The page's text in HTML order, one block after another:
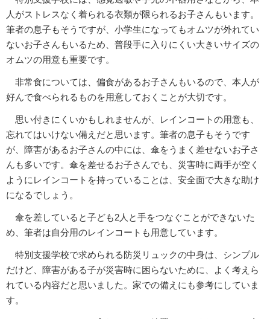
人がストレスなく着られる衣類が限られるお子さんもいます。
筆者の息子もそうですが、小学生になってもオムツが外れてい
ないお子さんもいるため、普段手に入りにくい大きいサイズの
オムツの用意も重要です。
非常食については、偏食があるお子さんもいるので、本人が
好んで食べられるものを用意しておくことが大切です。
思い付きにくいかもしれませんが、レインコートの用意も、
忘れてはいけない備えだと思います。筆者の息子もそうです
が、障害があるお子さんの中には、傘をうまく差せないお子さ
んも多いです。傘を差せるお子さんでも、災害時に両手が空く
ようにレインコートを持っていることは、安全面で大きな助け
になるでしょう。
傘を差していると子ども2人と手をつなぐことができないた
め、筆者は自分用のレインコートも用意しています。
特別支援学校で求められる防災リュックの中身は、シンプル
だけど、障害がある子が災害時に困らないために、よく考えら
れている内容だと思いました。家での備えにも参考にしていま
す。